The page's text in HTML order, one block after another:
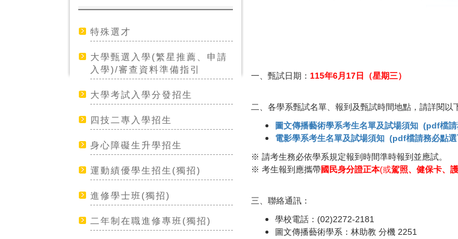
特殊選才
大學甄選入學(繁星推薦、申請
入學)/審查資料準備指引
大學考試入學分發招生
四技二專入學招生
身心障礙生升學招生
運動績優學生招生(獨招)
進修學士班(獨招)
二年制在職進修專班(獨招)
一、甄試日期： 115年6月17日（星期三）
二、各學系甄試名單、報到及甄試時間地點，請詳閱以
圖文傳播藝術學系考生名單及試場須知 (pdf檔
電影學系考生名單及試場須知 (pdf檔請務必點
※ 請考生務必依學系規定報到時間準時報到並應試。
※ 考生報到應攜帶國民身分證正本(或駕照、健保卡、
三、聯絡通訊：
學校電話：(02)2272-2181
圖文傳播藝術學系：林助教 分機 2251